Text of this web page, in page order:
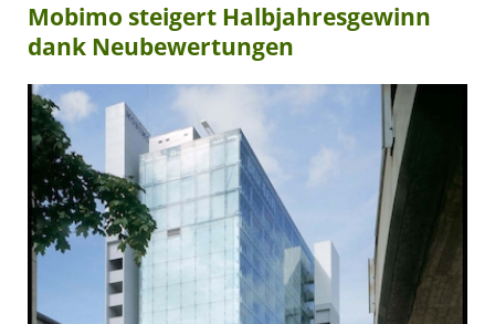
Mobimo steigert Halbjahresgewinn
dank Neubewertungen